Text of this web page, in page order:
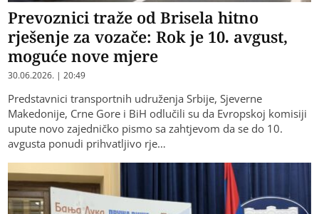
Prevoznici traže od Brisela hitno
rješenje za vozače: Rok je 10. avgust,
moguće nove mjere
30.06.2026. | 20:49
Predstavnici transportnih udruženja Srbije, Sjeverne
Makedonije, Crne Gore i BiH odlučili su da Evropskoj komisiji
upute novo zajedničko pismo sa zahtjevom da se do 10.
avgusta ponudi prihvatljivo rje…